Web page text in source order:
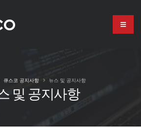
및 공지사항
큐스코 공지사항 뉴스 및 공지사항